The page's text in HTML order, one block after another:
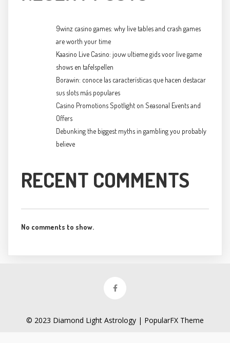
9winz casino games: why live tables and crash games
are worth your time
Kaasino Live Casino: jouw ultieme gids voor live game
shows en tafelspellen
Borawin: conoce las características que hacen destacar
sus slots más populares
Casino Promotions Spotlight on Seasonal Events and
Offers
Debunking the biggest myths in gambling you probably
believe
RECENT COMMENTS
No comments to show.
© 2023 Diamond Light Astrology | PopularFX Theme